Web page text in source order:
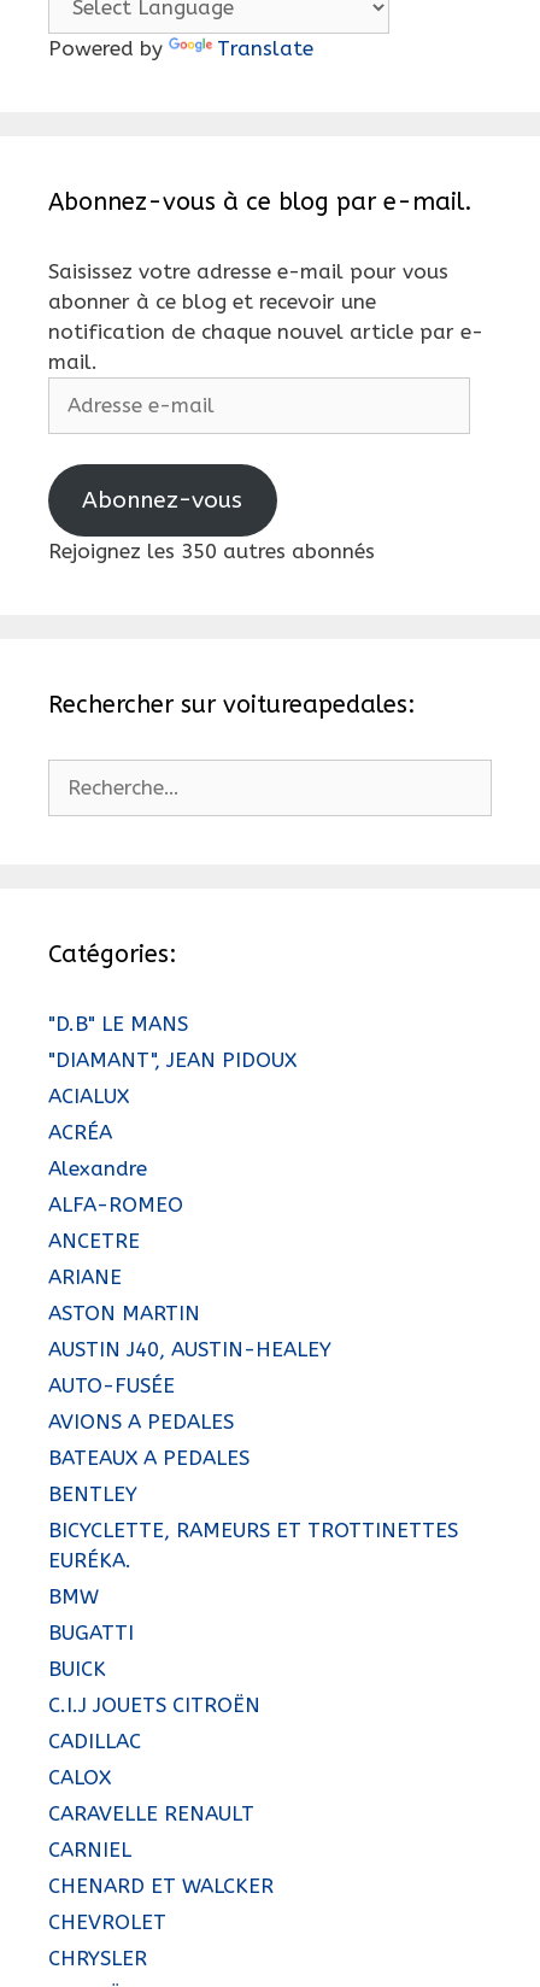
Powered by Translate
Abonnez-vous à ce blog par e-mail.
Saisissez votre adresse e-mail pour vous
abonner à ce blog et recevoir une
notification de chaque nouvel article par e-
mail.
e-
Abonnez-vous
Rejoignez les 350 autres abonnés
Rechercher sur voitureapedales:
Catégories:
"D.B" LE MANS
"DIAMANT", JEAN PIDOUX
ACIALUX
ACRÉA
Alexandre
ALFA-ROMEO
ANCETRE
ARIANE
ASTON MARTIN
AUSTIN J40, AUSTIN-HEALEY
AUTO-FUSÉE
AVIONS A PEDALES
BATEAUX A PEDALES
BENTLEY
BICYCLETTE, RAMEURS ET TROTTINETTES
EURÉKA.
BMW
BUGATTI
BUICK
C.I.J JOUETS CITROËN
CADILLAC
CALOX
CARAVELLE RENAULT
CARNIEL
CHENARD ET WALCKER
CHEVROLET
CHRYSLER